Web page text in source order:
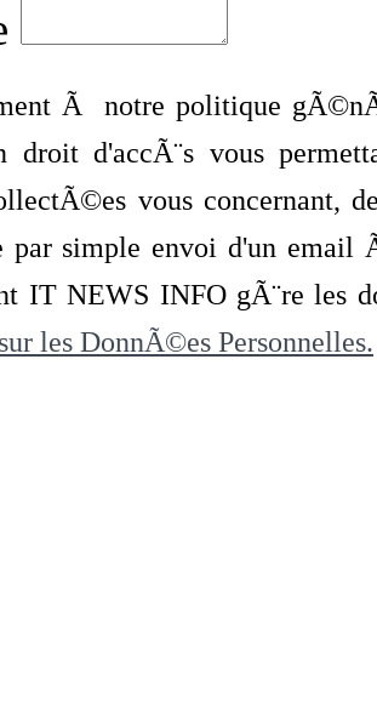
Ã notre politique
droit d'accÃ¨s vous
vous concernant,
par simple envoi d'un
IT NEWS INFO gÃ¨re les
les DonnÃ©es Personnelles.